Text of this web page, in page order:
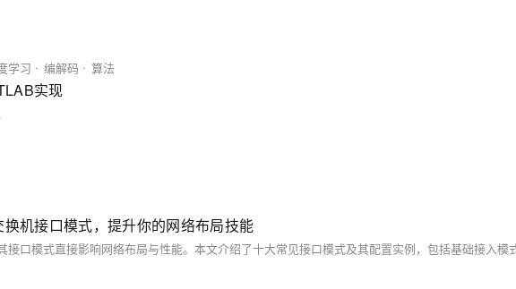
学习 编解码 算法
实现
机接口模式，提升你的网络布局技能